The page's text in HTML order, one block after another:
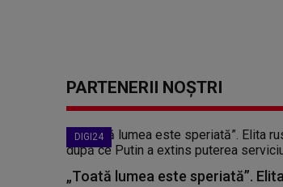
PARTENERII NOȘTRI
DIGI24
„Toată lumea este speriată”.